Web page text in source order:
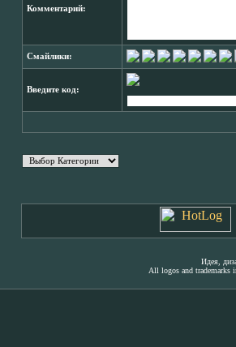
Комментарий:
Смайлики:
Введите код:
Идея,
All logos and trademarks